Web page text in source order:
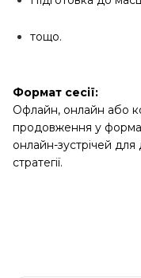
тощо.
Формат сесії:
Офлайн, онлайн або
продовження у
онлайн-зустрічей для
стратегії.